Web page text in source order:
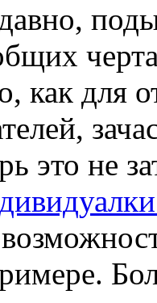
как для
это не